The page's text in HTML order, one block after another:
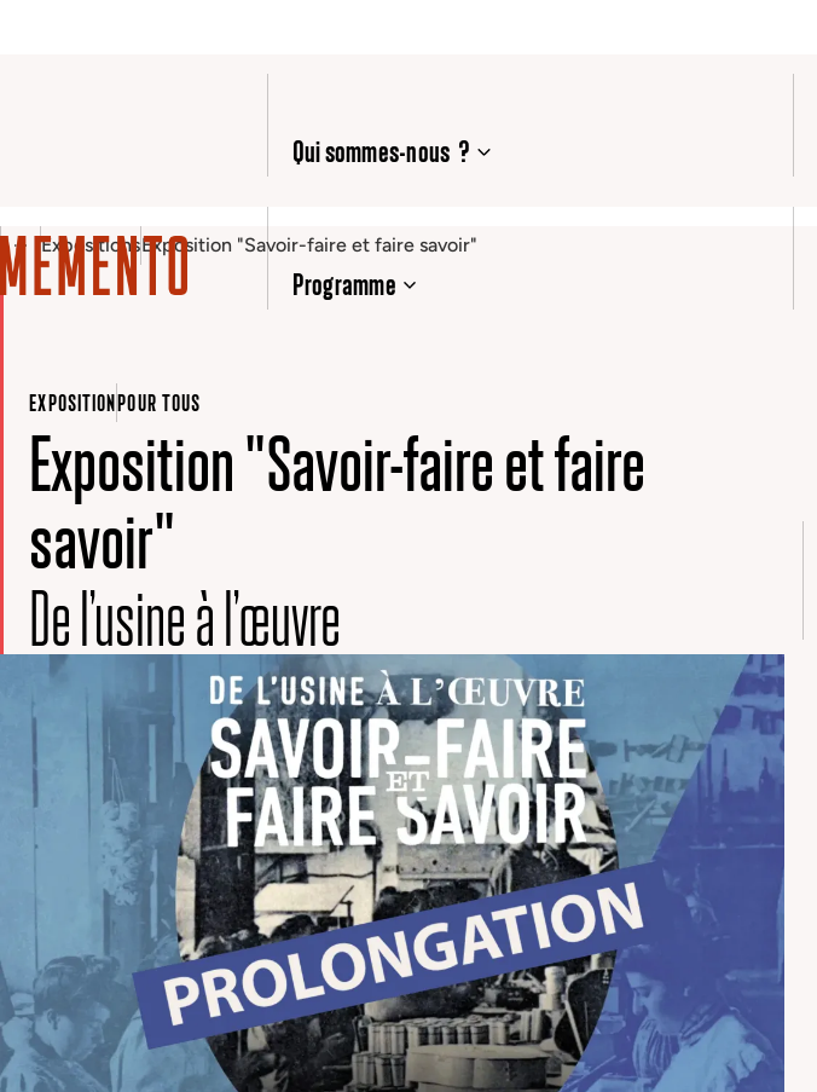
Qui sommes-nous ?
Programme
ExpositionsExposition "Savoir-faire et faire savoir"
EXPOSITIONPOUR TOUS
Exposition "Savoir-faire et faire
savoir"
De l’usine à l’œuvre